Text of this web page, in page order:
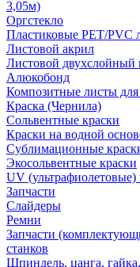
3,05м)
Оргстекло
Пластиковые PET/PVC
Листовой акрил
Листовой
Алюкобонд
Композитные листы для
Краска (Чернила)
Сольвентные краски
Краски на водной
Сублимационные
Экосольвентные краски
UV (ультрафиолетовые)
Запчасти
Слайдеры
Ремни
Запчасти
станков
Шпиндель, цанга,